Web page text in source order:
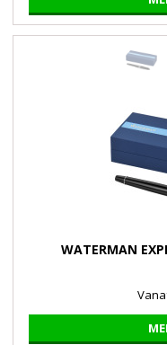
WATERMAN